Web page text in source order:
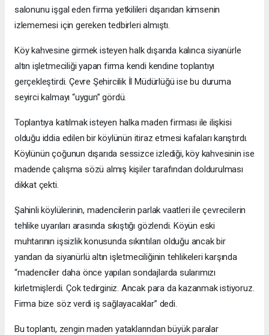
salonunu işgal eden firma yetkilileri dışarıdan kimsenin
izlememesi için gereken tedbirleri almıştı.
Köy kahvesine girmek isteyen halk dışarıda kalınca siyanürle
altın işletmeciliği yapan firma kendi kendine toplantıyı
gerçekleştirdi. Çevre Şehircilik İl Müdürlüğü ise bu duruma
seyirci kalmayı “uygun” gördü.
Toplantıya katılmak isteyen halka maden firması ile ilişkisi
olduğu iddia edilen bir köylünün itiraz etmesi kafaları karıştırdı.
Köylünün çoğunun dışarıda sessizce izlediği, köy kahvesinin ise
madende çalışma sözü almış kişiler tarafından doldurulması
dikkat çekti.
Şahinli köylülerinin, madencilerin parlak vaatleri ile çevrecilerin
tehlike uyarıları arasında sıkıştığı gözlendi. Köyün eski
muhtarının işsizlik konusunda sıkıntıları olduğu ancak bir
yandan da siyanürlü altın işletmeciliğinin tehlikeleri karşında
“madenciler daha önce yapılan sondajlarda sularımızı
kirletmişlerdi. Çok tedirginiz. Ancak para da kazanmak istiyoruz.
Firma bize söz verdi iş sağlayacaklar” dedi.
Bu toplantı, zengin maden yataklarından büyük paralar